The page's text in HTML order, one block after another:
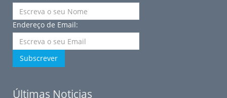
Endereço de Email:
Subscrever
Últimas Noticias